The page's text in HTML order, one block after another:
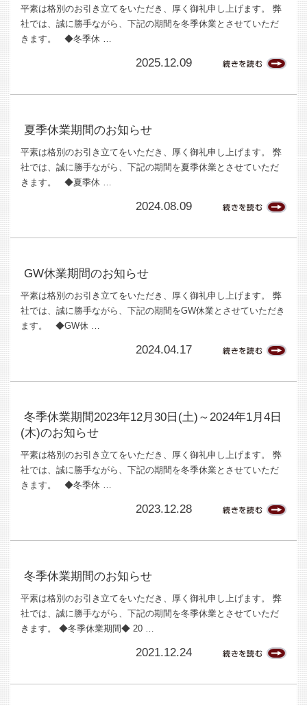
平素は格別のお引き立てをいただき、厚く御礼申し上げます。 弊
社では、誠に勝手ながら、下記の期間を冬季休業とさせていただ
きます。 ◆冬季休 …
2025.12.09
夏季休業期間のお知らせ
平素は格別のお引き立てをいただき、厚く御礼申し上げます。 弊
社では、誠に勝手ながら、下記の期間を夏季休業とさせていただ
きます。 ◆夏季休 …
2024.08.09
GW休業期間のお知らせ
平素は格別のお引き立てをいただき、厚く御礼申し上げます。 弊
社では、誠に勝手ながら、下記の期間をGW休業とさせていただき
ます。 ◆GW休 …
2024.04.17
冬季休業期間2023年12月30日(土)～2024年1月4日
(木)のお知らせ
平素は格別のお引き立てをいただき、厚く御礼申し上げます。 弊
社では、誠に勝手ながら、下記の期間を冬季休業とさせていただ
きます。 ◆冬季休 …
2023.12.28
冬季休業期間のお知らせ
平素は格別のお引き立てをいただき、厚く御礼申し上げます。 弊
社では、誠に勝手ながら、下記の期間を冬季休業とさせていただ
きます。 ◆冬季休業期間◆ 20 …
2021.12.24